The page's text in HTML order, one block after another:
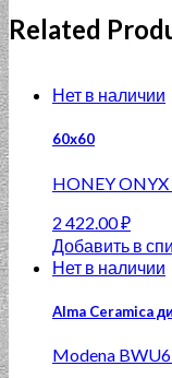
Related
Нет в наличии
60x60
HONEY
2 422.00₽
Добавить в
Нет в наличии
Alma Ceramica
Modena